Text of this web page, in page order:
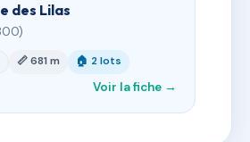
des Lilas
📏 681 m 🏠 2 lots
Voir la fiche →